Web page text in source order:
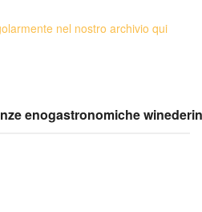
nel nostro archivio qui
enogastronomiche